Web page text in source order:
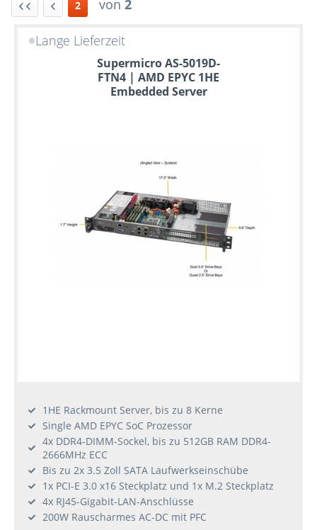
2 von 2
Lange Lieferzeit
Supermicro AS-5019D-
FTN4 | AMD EPYC 1HE
Embedded Server
1HE Rackmount Server, bis zu 8 Kerne
Single AMD EPYC SoC Prozessor
4x DDR4-DIMM-Sockel, bis zu 512GB RAM DDR4-
2666MHz ECC
Bis zu 2x 3.5 Zoll SATA Laufwerkseinschübe
1x PCI-E 3.0 x16 Steckplatz und 1x M.2 Steckplatz
4x RJ45-Gigabit-LAN-Anschlüsse
200W Rauscharmes AC-DC mit PFC